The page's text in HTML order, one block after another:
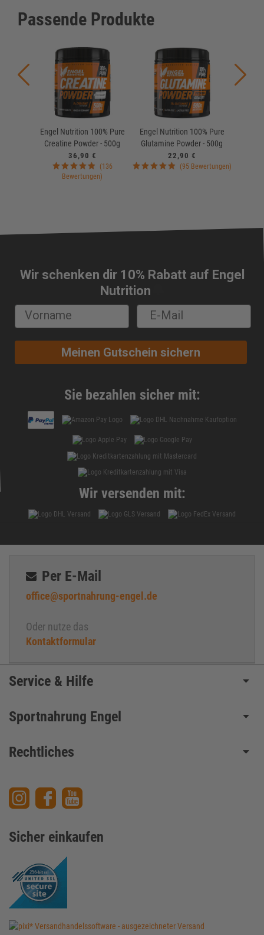
Passende Produkte
Engel Nutrition 100% Pure
Creatine Powder - 500g
36,90 €
(136
Bewertungen)
Engel Nutrition 100% Pure
Glutamine Powder - 500g
22,90 €
(95 Bewertungen)
Wir schenken dir 10% Rabatt auf Engel
Nutrition
Meinen Gutschein sichern
Sie bezahlen sicher mit:
Wir versenden mit:
Per E-Mail
office@sportnahrung-engel.de
Oder nutze das
Kontaktformular
Service & Hilfe
Sportnahrung Engel
Rechtliches
Sicher einkaufen